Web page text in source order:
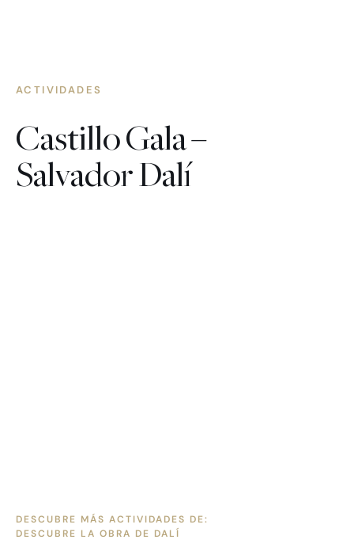
ACTIVIDADES
Castillo Gala –
Salvador Dalí
DESCUBRE MÁS ACTIVIDADES DE:
DESCUBRE LA OBRA DE DALÍ